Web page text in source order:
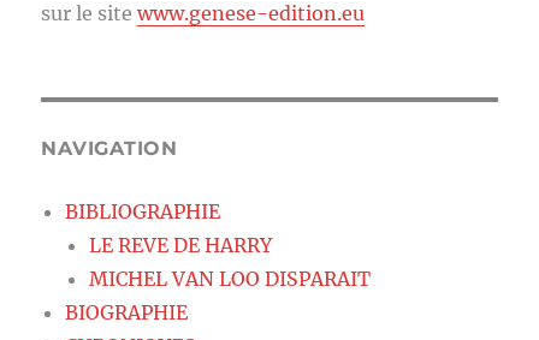
sur le sitewww.genese-edition.eu
NAVIGATION
BIBLIOGRAPHIE
LE REVE DE HARRY
MICHEL VAN LOO DISPARAIT
BIOGRAPHIE